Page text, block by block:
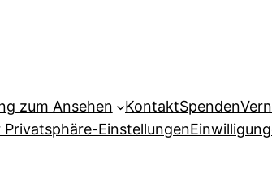
zum Ansehen KontaktSpenden
Privatsphäre-Einstellungen